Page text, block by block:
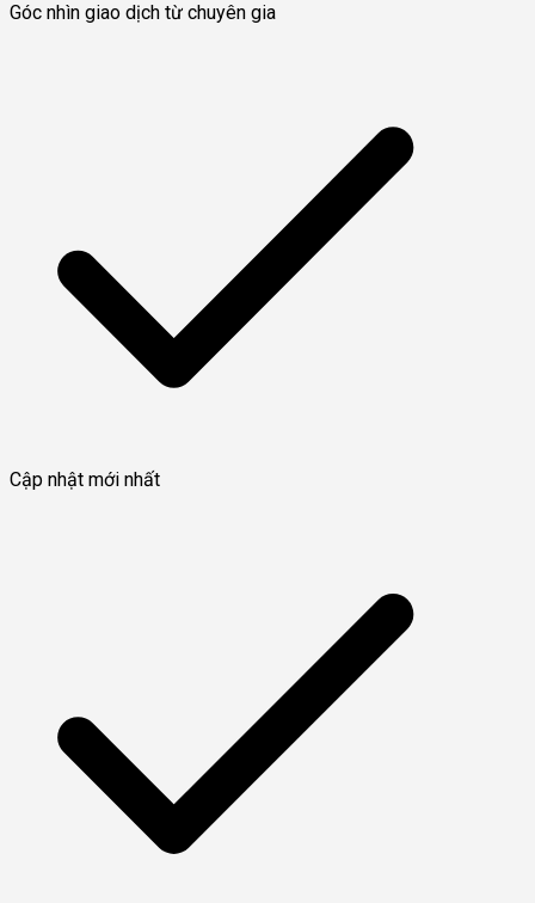
Góc nhìn giao dịch từ chuyên gia
Cập nhật mới nhất